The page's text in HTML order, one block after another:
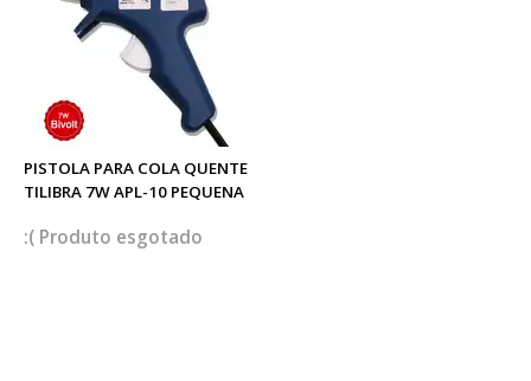
PISTOLA PARA COLA QUENTE
TILIBRA 7W APL-10 PEQUENA
esgotado